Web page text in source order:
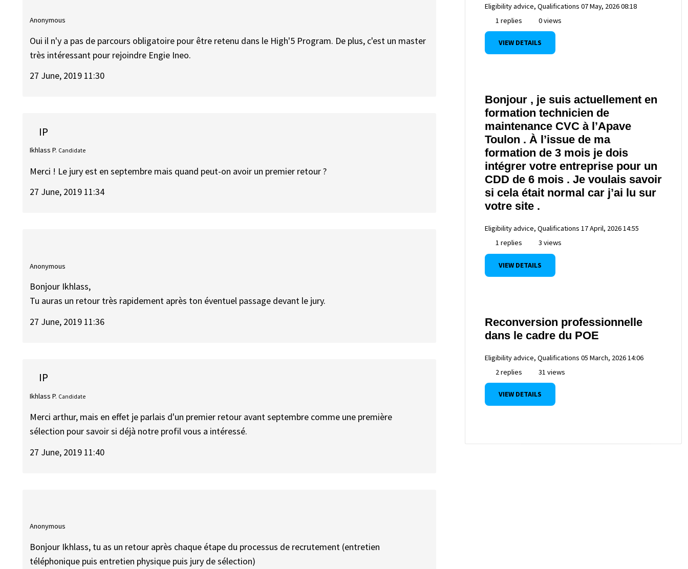
Anonymous
Oui il n'y a pas de parcours obligatoire pour être retenu dans le High'5 Program. De plus, c'est un master
très intéressant pour rejoindre Engie Ineo.
27 June, 2019 11:30
IP
Ikhlass P. Candidate
Merci ! Le jury est en septembre mais quand peut-on avoir un premier retour ?
27 June, 2019 11:34
Anonymous
Bonjour Ikhlass,
Tu auras un retour très rapidement après ton éventuel passage devant le jury.
27 June, 2019 11:36
IP
Ikhlass P. Candidate
Merci arthur, mais en effet je parlais d'un premier retour avant septembre comme une première
sélection pour savoir si déjà notre profil vous a intéressé.
27 June, 2019 11:40
Anonymous
Bonjour Ikhlass, tu as un retour après chaque étape du processus de recrutement (entretien
téléphonique puis entretien physique puis jury de sélection)
Eligibility advice, Qualifications 07 May, 2026 08:18
1 replies
0 views
VIEW DETAILS
Bonjour , je suis actuellement en
formation technicien de
maintenance CVC à l’Apave
Toulon . À l’issue de ma
formation de 3 mois je dois
intégrer votre entreprise pour un
CDD de 6 mois . Je voulais savoir
si cela était normal car j’ai lu sur
votre site .
Eligibility advice, Qualifications 17 April, 2026 14:55
1 replies
3 views
VIEW DETAILS
Reconversion professionnelle
dans le cadre du POE
Eligibility advice, Qualifications 05 March, 2026 14:06
2 replies
31 views
VIEW DETAILS